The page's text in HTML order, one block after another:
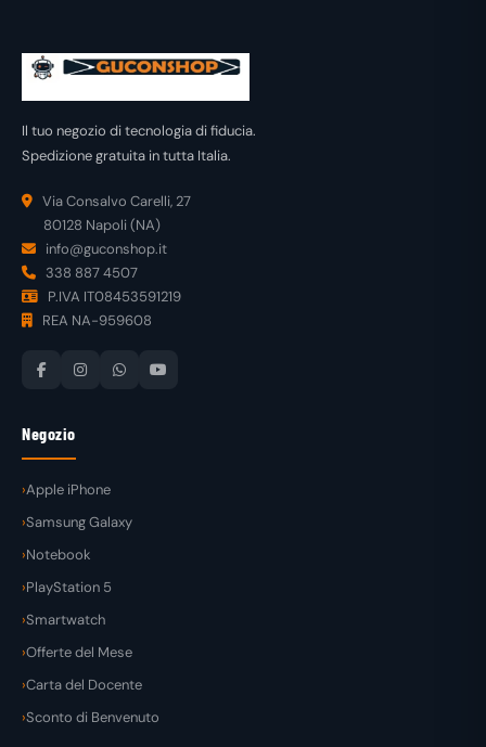
Il tuo negozio di tecnologia di fiducia.
Spedizione gratuita in tutta Italia.
Via Consalvo Carelli, 27
80128 Napoli (NA)
info@guconshop.it
338 887 4507
P.IVA IT08453591219
REA NA-959608
Negozio
Apple iPhone
Samsung Galaxy
Notebook
PlayStation 5
Smartwatch
Offerte del Mese
Carta del Docente
Sconto di Benvenuto